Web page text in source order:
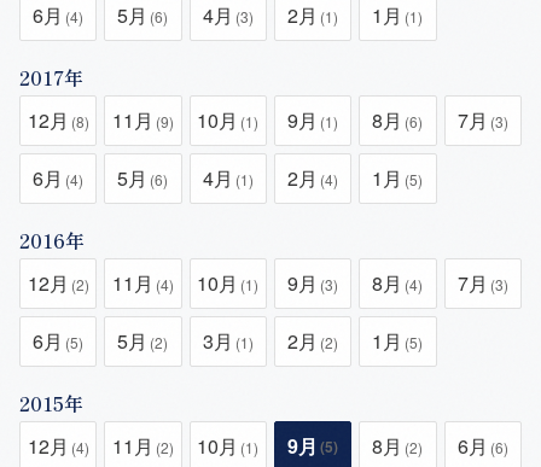
6月 (4) 5月 (6) 4月 (3) 2月 (1) 1月 (1)
2017年
12月 (8) 11月 (9) 10月 (1) 9月 (1) 8月 (6) 7月 (3)
6月 (4) 5月 (6) 4月 (1) 2月 (4) 1月 (5)
2016年
12月 (2) 11月 (4) 10月 (1) 9月 (3) 8月 (4) 7月 (3)
6月 (5) 5月 (2) 3月 (1) 2月 (2) 1月 (5)
2015年
12月 (4) 11月 (2) 10月 (1) 9月 (5) 8月 (2) 6月 (6)